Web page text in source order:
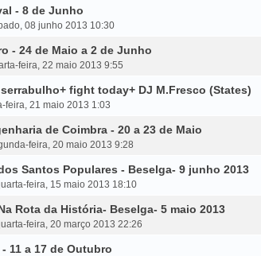
- 8 de Junho
08 junho 2013 10:30
- 24 de Maio a 2 de Junho
feira, 22 maio 2013 9:55
serrabulho+ fight today+ DJ M.Fresco (States)
feira, 21 maio 2013 1:03
de Coimbra - 20 a 23 de Maio
feira, 20 maio 2013 9:28
Santos Populares - Beselga- 9 junho 2013
feira, 15 maio 2013 18:10
Rota da História- Beselga- 5 maio 2013
feira, 20 março 2013 22:26
11 a 17 de Outubro